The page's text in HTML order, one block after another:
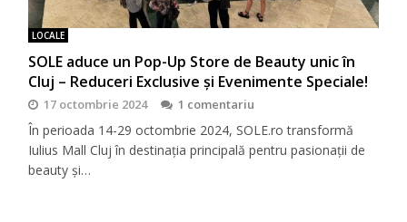
LOCALE
SOLE aduce un Pop-Up Store de Beauty unic în
Cluj – Reduceri Exclusive și Evenimente Speciale!
17 octombrie 2024 1 comentariu
În perioada 14-29 octombrie 2024, SOLE.ro transformă
Iulius Mall Cluj în destinația principală pentru pasionații de
beauty și…